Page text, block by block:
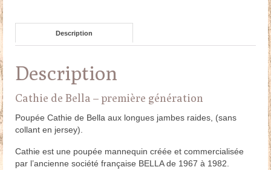
Description
Description
Cathie de Bella – première génération
Poupée Cathie de Bella aux longues jambes raides, (sans
collant en jersey).
Cathie est une poupée mannequin créée et commercialisée
par l’ancienne société française BELLA de 1967 à 1982.